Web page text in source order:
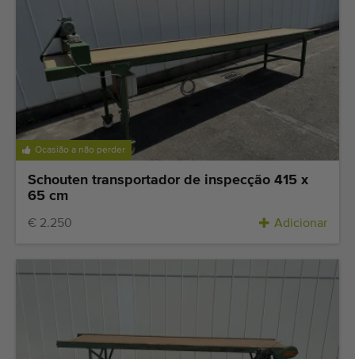
Ocasião a não perder
Schouten transportador de inspecção 415 x
65 cm
€ 2.250 Adicionar